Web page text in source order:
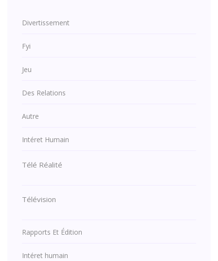
Divertissement
Fyi
Jeu
Des Relations
Autre
Intéret Humain
Télé Réalité
Télévision
Rapports Et Édition
Intéret humain